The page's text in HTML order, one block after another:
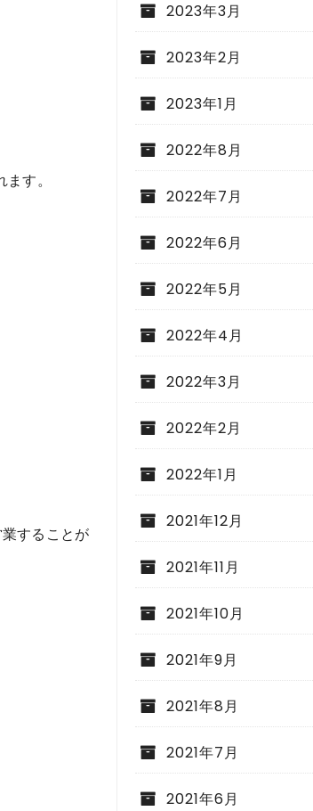
す。
することが
2023年3月
2023年2月
2023年1月
2022年8月
2022年7月
2022年6月
2022年5月
2022年4月
2022年3月
2022年2月
2022年1月
2021年12月
2021年11月
2021年10月
2021年9月
2021年8月
2021年7月
2021年6月